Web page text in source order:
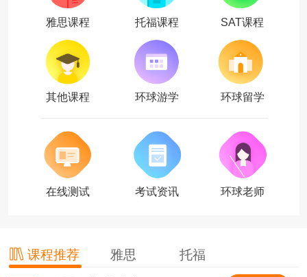
雅思课程 托福课程 SAT课程
其他课程 环球游学 环球留学
在线测试 考试资讯 环球老师
课程推荐 雅思 托福